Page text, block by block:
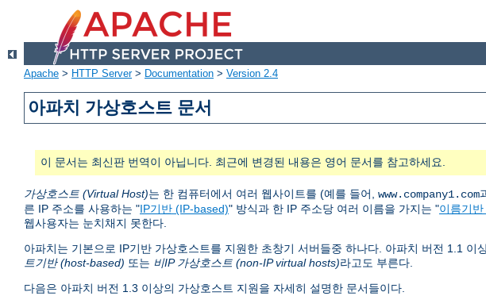
Apache > HTTP Server> Documentation > Version 2.4
아파치 가상호스트 문서
이 문서는 최신판 번역이 아닙니다. 최근에 변경된 내용은 영어 문서를 참고하세요.
가상호스트 (Virtual Host)는 한 컴퓨터에서 여러 웹사이트를 (예를 들어, www.company1.com
른 IP 주소를 사용하는 "IP기반 (IP-based)" 방식과 한 IP 주소당 여러 이름을 가지는 "이름기
웹사용자는 눈치채지 못한다.
아파치는 기본으로 IP기반 가상호스트를 지원한 초창기 서버들중 하나다. 아파치 버전 1.1
트기반 (host-based) 또는 비IP 가상호스트 (non-IP virtual hosts)라고도 부른다.
다음은 아파치 버전 1.3 이상의 가상호스트 지원을 자세히 설명한 문서들이다.